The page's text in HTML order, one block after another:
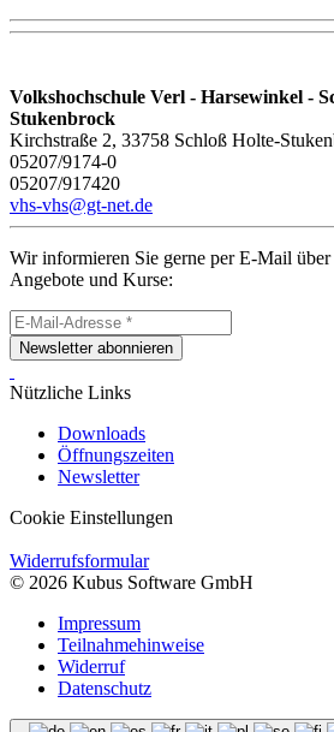
Volkshochschule Verl - Harsewinkel -
Stukenbrock
Kirchstraße 2, 33758 Schloß Holte-
05207/9174-0
05207/917420
vhs-vhs@gt-net.de
Wir informieren Sie gerne per E-Mail über
Angebote und Kurse:
Newsletter abonnieren
Nützliche Links
Downloads
Öffnungszeiten
Newsletter
Cookie Einstellungen
Widerrufsformular
© 2026 Kubus Software GmbH
Impressum
Teilnahmehinweise
Widerruf
Datenschutz